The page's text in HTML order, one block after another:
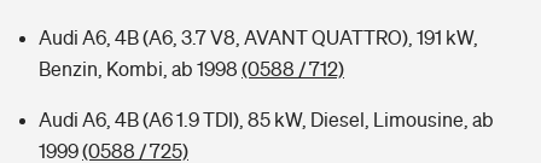
Audi A6, 4B (A6, 3.7 V8, AVANT QUATTRO), 191 kW,
Benzin, Kombi, ab 1998 (0588 / 712)
Audi A6, 4B (A6 1.9 TDI), 85 kW, Diesel, Limousine, ab
1999(0588 / 725)